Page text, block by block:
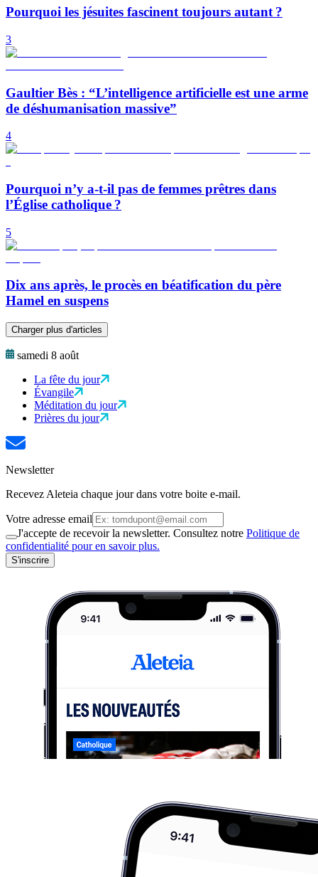
Pourquoi les jésuites fascinent toujours autant ?
3
Gaultier Bès : “L’intelligence artificielle est une arme
de déshumanisation massive”
4
Pourquoi n’y a-t-il pas de femmes prêtres dans
l’Église catholique ?
5
Dix ans après, le procès en béatification du père
Hamel en suspens
Charger plus d'articles
samedi 8 août
La fête du jour
Évangile
Méditation du jour
Prières du jour
Newsletter
Recevez Aleteia chaque jour dans votre boite e-mail.
Votre adresse email
J'accepte de recevoir la newsletter. Consultez notre Politique de
confidentialité pour en savoir plus.
S'inscrire